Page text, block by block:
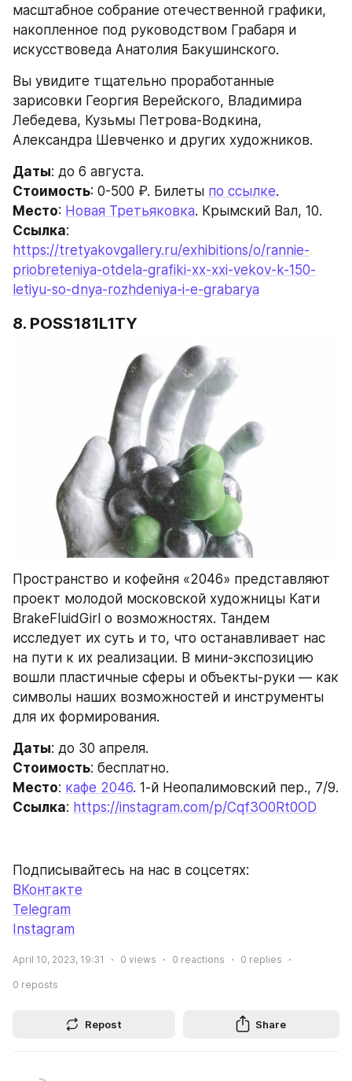
масштабное собрание отечественной графики,
накопленное под руководством Грабаря и
искусствоведа Анатолия Бакушинского.
Вы увидите тщательно проработанные
зарисовки Георгия Верейского, Владимира
Лебедева, Кузьмы Петрова-Водкина,
Александра Шевченко и других художников.
Даты: до 6 августа.
Стоимость: 0-500 ₽. Билеты по ссылке.
Место: Новая Третьяковка. Крымский Вал, 10.
Ссылка
https://tretyakovgallery.ru/exhibitions/o/rannie-
priobreteniya-otdela-grafiki-xx-xxi-vekov-k-150-
letiyu-so-dnya-rozhdeniya-i-e-grabarya
8. POSS181L1TY
Пространство и кофейня «2046» представляют
проект молодой московской художницы Кати
BrakeFluidGirl о возможностях. Тандем
исследует их суть и то, что останавливает нас
на пути к их реализации. В мини-экспозицию
вошли пластичные сферы и объекты-руки — как
символы наших возможностей и инструменты
для их формирования.
Даты: до 30 апреля.
Стоимость: бесплатно.
Место: кафе 2046. 1-й Неопалимовский пер., 7/9.
Ссылка: https://instagram.com/p/Cqf3O0Rt0OD
Подписывайтесь на нас в соцсетях:
ВКонтакте
Telegram
Instagram
April 10, 2023, 19:31 0 views 0 reactions 0 replies
0 reposts
Repost Share